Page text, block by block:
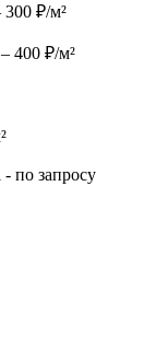
₽/м²
400 ₽/м²
по запросу